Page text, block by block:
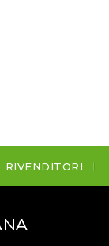
RIVENDITORI